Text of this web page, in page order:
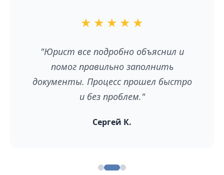
★ ★ ★ ★ ★
"Отличный сервис! Сэкономила
время и нервы. Рекомендую всем, кто
хочет оформить развод без лишних
хлопот."
Елена В.